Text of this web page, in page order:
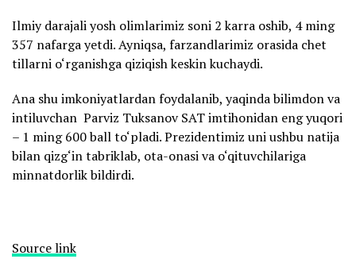
Ilmiy darajali yosh olimlarimiz soni 2 karra oshib, 4 ming
357 nafarga yetdi. Ayniqsa, farzandlarimiz orasida chet
tillarni o‘rganishga qiziqish keskin kuchaydi.
Ana shu imkoniyatlardan foydalanib, yaqinda bilimdon va
intiluvchan Parviz Tuksanov SAT imtihonidan eng yuqori
– 1 ming 600 ball to‘pladi. Prezidentimiz uni ushbu natija
bilan qizg‘in tabriklab, ota-onasi va o‘qituvchilariga
minnatdorlik bildirdi.
Source link